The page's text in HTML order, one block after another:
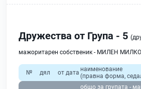
Дружества от Група - 5
мажоритарен собственик - МИЛЕН
№ дял от дата наименование
(правна форма,
общо за групата -